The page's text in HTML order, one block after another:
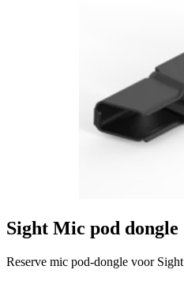
Sight Mic pod dongle
Reserve mic pod-dongle voor Sight